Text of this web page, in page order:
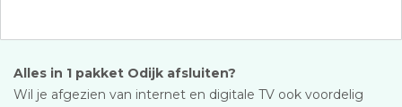
Alles in 1 pakket Odijk afsluiten?
Wil je afgezien van internet en digitale TV ook voordelig